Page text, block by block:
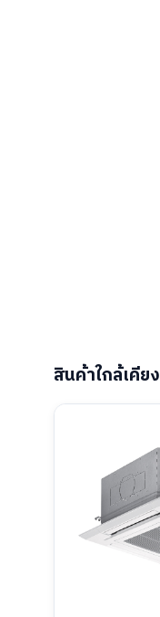
สินค้าใกล้เคียง